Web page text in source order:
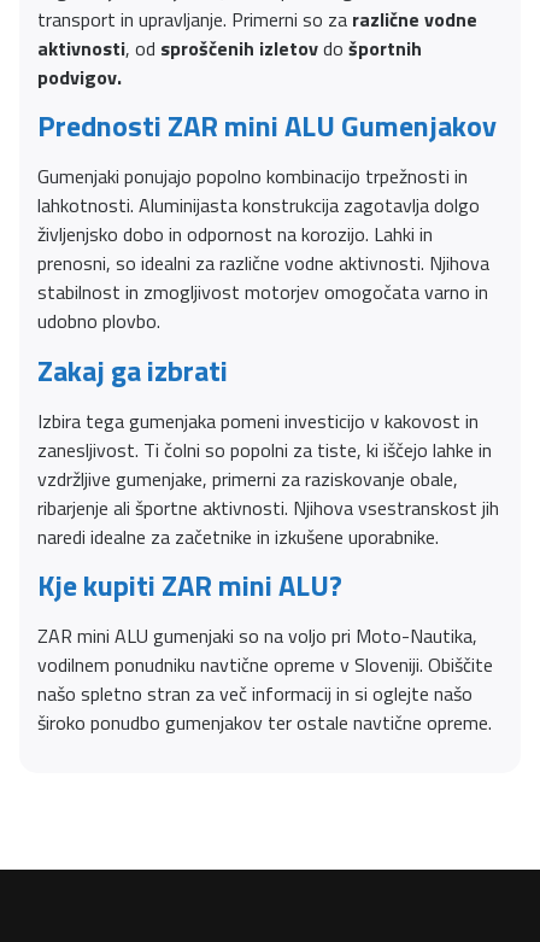
transport in upravljanje. Primerni so za različne vodne
aktivnosti, od sproščenih izletovdo športnih
podvigov.
Prednosti ZAR mini ALU Gumenjakov
Gumenjaki ponujajo popolno kombinacijo trpežnosti in
lahkotnosti. Aluminijasta konstrukcija zagotavlja dolgo
življenjsko dobo in odpornost na korozijo. Lahki in
prenosni, so idealni za različne vodne aktivnosti. Njihova
stabilnost in zmogljivost motorjev omogočata varno in
udobno plovbo.
Zakaj ga izbrati
Izbira tega gumenjaka pomeni investicijo v kakovost in
zanesljivost. Ti čolni so popolni za tiste, ki iščejo lahke in
vzdržljive gumenjake, primerni za raziskovanje obale,
ribarjenje ali športne aktivnosti. Njihova vsestranskost jih
naredi idealne za začetnike in izkušene uporabnike.
Kje kupiti ZAR mini ALU?
ZAR mini ALU gumenjaki so na voljo pri Moto-Nautika,
vodilnem ponudniku navtične opreme v Sloveniji. Obiščite
našo spletno stran za več informacij in si oglejte našo
široko ponudbo gumenjakov ter ostale navtične opreme.